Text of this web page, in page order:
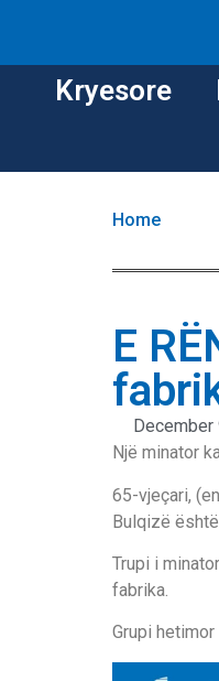
Kryesore
Home
E
December
Një minator
65-vjeçari,
Bulqizë
Trupi i
fabrika.
Grupi